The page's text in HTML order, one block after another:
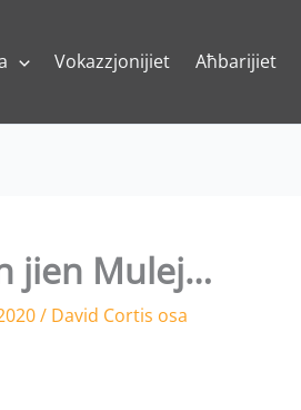
Vokazzjonijiet Aħbarijiet
jien Mulej…
/ David Cortis osa